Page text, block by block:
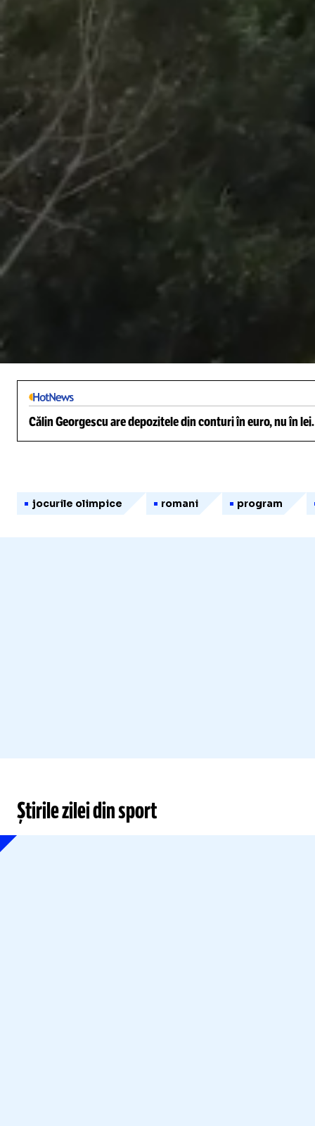
Călin Georgescu are depozitele din conturi în euro, nu în
jocurile olimpice romani program
Știrile zilei din sport